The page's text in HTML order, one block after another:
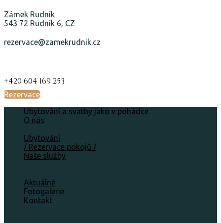
Zámek Rudník
543 72 Rudník 6, CZ
rezervace@zamekrudnik.cz
+420 604 169 253
Rezervace
Ubytování a svatby jako v pohádce
O nás
Ubytování
/ Rezervace pokojů /
Naše služby
Aktuálně
Fotogalerie
Kontakt